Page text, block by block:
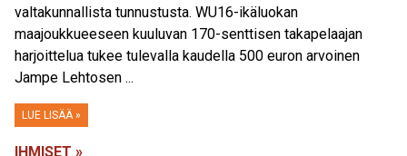
valtakunnallista tunnustusta. WU16-ikäluokan
maajoukkueeseen kuuluvan 170-senttisen takapelaajan
harjoittelua tukee tulevalla kaudella 500 euron arvoinen
Jampe Lehtosen ...
LUE LISÄÄ »
IHMISET »